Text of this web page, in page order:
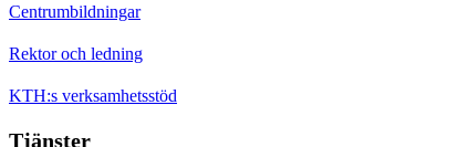
Centrumbildningar
Rektor och ledning
KTH:s verksamhetsstöd
Tjänster